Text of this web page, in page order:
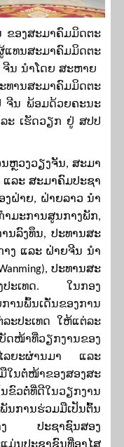
ອງສະມາຄົມມິດຕະ
ແທນສະມາຄົມມິດຕະ
ຈີນ ນຳໂດຍ ສະຫາຍ
ທານສະມາຄົມມິດຕະ
ຈີນ ພ້ອມດ້ວຍຄະນະ
ະ ເຮັດວຽກ ຢູ່ ສປປ
ຫຼວງວຽງຈັນ,ສະມາ
ແລະ ສະມາຄົມປະຊາ
ງຝ່າຍ, ຝ່າຍລາວ ນຳ
ຳມະການສູນກາງພັກ,
ນລົງທຶນ,ປະທານສະ
າງ ແລະ ຝ່າຍຈີນນຳ
), ປະທານສະ
ປະເທດ. ໃນກອງ
ານພົ້ນເດັ່ນຂອງການ
ະປະເທດ ໃຫ້ແຕ່ລະ
ບັດໜ້າທີ່ວຽກງານຂອງ
ໄລຍະຜ່ານມາ ແລະ
ໃນຕໍ່ໜ້າຂອງສອງສະ
ຂົວຕໍ່ທີ່ດີໃນວຽກງານ
ນການຮ່ວມມືເປັນຕົ້ນ
າງ ປະຊາຊົນສອງ